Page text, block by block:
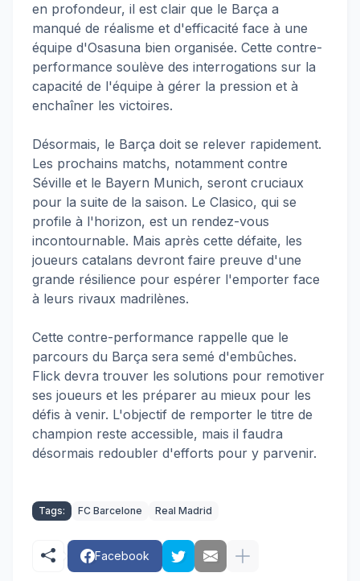
en profondeur, il est clair que le Barça a
manqué de réalisme et d'efficacité face à une
équipe d'Osasuna bien organisée. Cette contre-
performance soulève des interrogations sur la
capacité de l'équipe à gérer la pression et à
enchaîner les victoires.
Désormais, le Barça doit se relever rapidement.
Les prochains matchs, notamment contre
Séville et le Bayern Munich, seront cruciaux
pour la suite de la saison. Le Clasico, qui se
profile à l'horizon, est un rendez-vous
incontournable. Mais après cette défaite, les
joueurs catalans devront faire preuve d'une
grande résilience pour espérer l'emporter face
à leurs rivaux madrilènes.
Cette contre-performance rappelle que le
parcours du Barça sera semé d'embûches.
Flick devra trouver les solutions pour remotiver
ses joueurs et les préparer au mieux pour les
défis à venir. L'objectif de remporter le titre de
champion reste accessible, mais il faudra
désormais redoubler d'efforts pour y parvenir.
Tags: FC Barcelone Real Madrid
Facebook